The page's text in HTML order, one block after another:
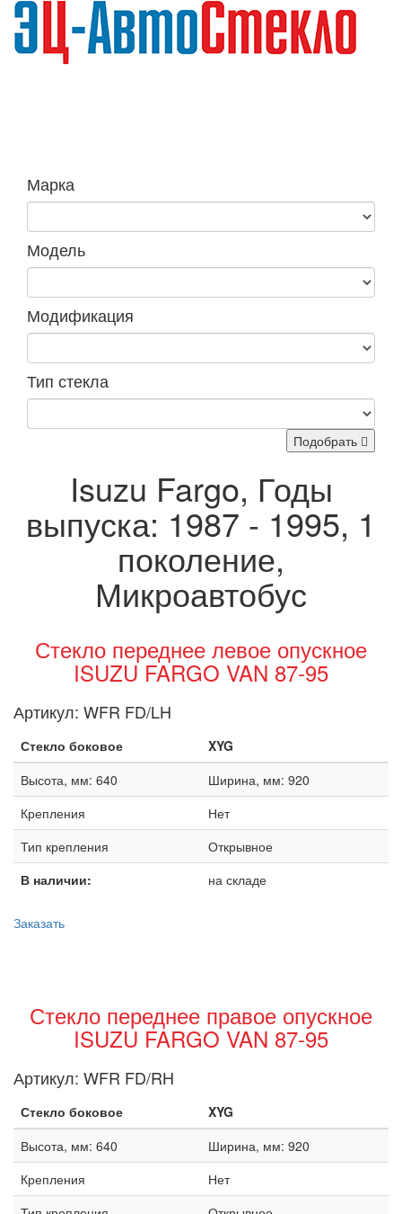
Марка
Модель
Модификация
Тип стекла
Подобрать
Isuzu Fargo, Годы
выпуска: 1987 - 1995, 1
поколение,
Микроавтобус
Стекло переднее левое опускное
ISUZU FARGO VAN 87-95
Артикул: WFR FD/LH
Стекло боковое
XYG
Высота, мм: 640
Ширина, мм: 920
Крепления
Нет
Тип крепления
Открывное
В наличии:
на складе
Заказать
Стекло переднее правое опускное
ISUZU FARGO VAN 87-95
Артикул: WFR FD/RH
Стекло боковое
XYG
Высота, мм: 640
Ширина, мм: 920
Крепления
Нет